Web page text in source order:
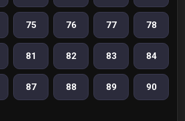
75 76 77 78
81 82 83 84
87 88 89 90